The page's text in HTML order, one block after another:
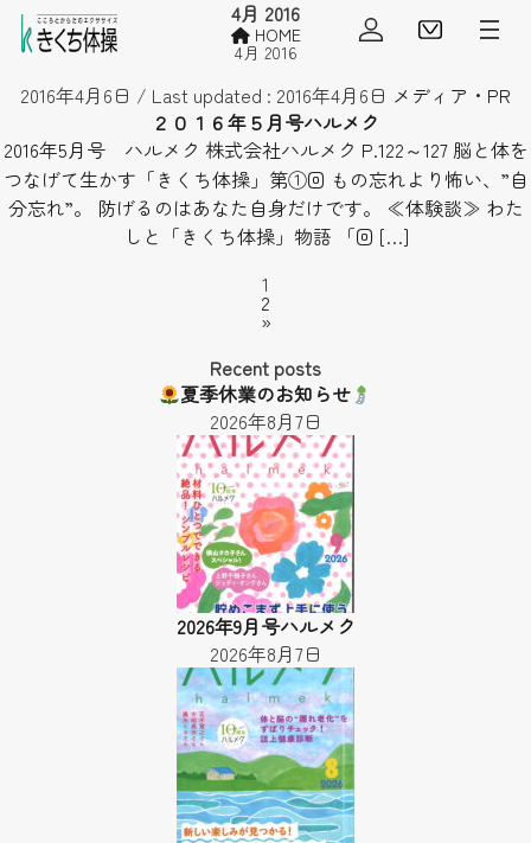
会員ログイン
見学
4月 2016
HOME
4月 2016
2016年4月6日 / Last updated : 2016年4月6日 メディア・PR
２０１６年５月号ハルメク
2016年5月号 ハルメク 株式会社ハルメク P.122～127 脳と体を
つなげて生かす「きくち体操」第①回 もの忘れより怖い、”自
分忘れ”。 防げるのはあなた自身だけです。 ≪体験談≫ わた
しと「きくち体操」物語 「回 […]
Page
1
Page
2
»
Recent posts
夏季休業のお知らせ
2026年8月7日
2026年9月号ハルメク
2026年8月7日